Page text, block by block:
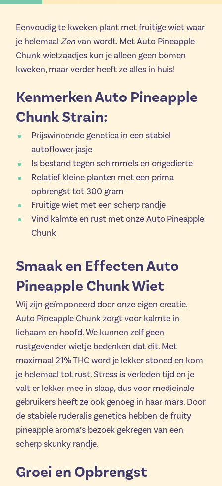
Eenvoudig te kweken plant met fruitige wiet waar
je helemaal Zen van wordt. Met Auto Pineapple
Chunk wietzaadjes kun je alleen geen bomen
kweken, maar verder heeft ze alles in huis!
Kenmerken Auto Pineapple
Chunk Strain:
Prijswinnende genetica in een stabiel
autoflower jasje
Is bestand tegen schimmels en ongedierte
Relatief kleine planten met een prima
opbrengst tot 300 gram
Fruitige wiet met een scherp randje
Vind kalmte en rust met onze Auto Pineapple
Chunk
Smaak en Effecten Auto
Pineapple Chunk Wiet
Wij zijn geïmponeerd door onze eigen creatie.
Auto Pineapple Chunk zorgt voor kalmte in
lichaam en hoofd. We kunnen zelf geen
rustgevender wietje bedenken dat dit. Met
maximaal 21% THC word je lekker stoned en kom
je helemaal tot rust. Stress is verleden tijd en je
valt er lekker mee in slaap, dus voor medicinale
gebruikers heeft ze ook genoeg in haar mars. Door
de stabiele ruderalis genetica hebben de fruity
pineapple aroma’s bezoek gekregen van een
scherp skunky randje.
Groei en Opbrengst